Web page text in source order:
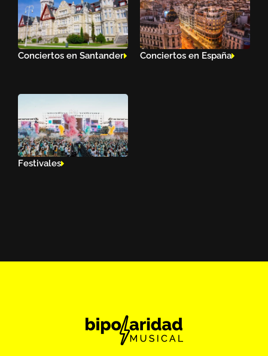
Conciertos en Santander Conciertos en España
Festivales